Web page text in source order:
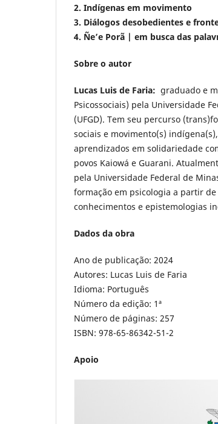
2. Indígenas em movimento
3. Diálogos desobedientes e
4. Ñe’e Porã | em busca das
Sobre o autor
Lucas Luis de Faria: graduado e
Psicossociais) pela Universidade
(UFGD). Tem seu percurso
sociais e movimento(s)
aprendizados em solidariedade
povos Kaiowá e Guarani.
pela Universidade Federal de
formação em psicologia a partir
conhecimentos e epistemologias
Dados da obra
Ano de publicação: 2024
Autores: Lucas Luis de Faria
Idioma: Português
Número da edição: 1ª
Número de páginas: 257
ISBN: 978-65-86342-51-2
Apoio